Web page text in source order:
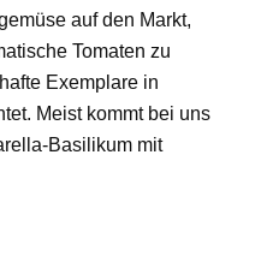
auf den Markt,
Tomaten zu
Exemplare in
Meist kommt bei uns
Basilikum mit